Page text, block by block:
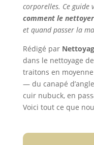
corporelles. Ce guide
comment le
et quand passer la
Rédigé par
dans le nettoyage
traitons en moyenne
— du canapé
cuir nubuck, en
Voici tout ce que